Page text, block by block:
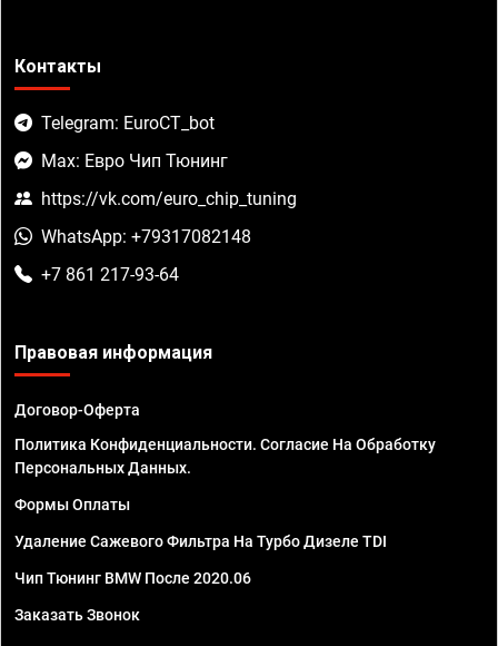
Контакты
Telegram: EuroCT_bot
Max: Евро Чип Тюнинг
https://vk.com/euro_chip_tuning
WhatsApp: +79317082148
+7 861 217-93-64
Правовая информация
Договор-Оферта
Политика Конфиденциальности. Согласие На Обработку
Персональных Данных.
Формы Оплаты
Удаление Сажевого Фильтра На Турбо Дизеле TDI
Чип Тюнинг BMW После 2020.06
Заказать Звонок